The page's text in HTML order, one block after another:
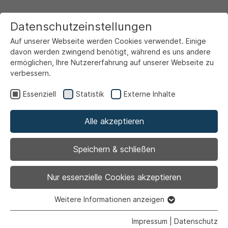
Ausstellung |Kultur
Avantgarde in den
Niederlanden
Datenschutzeinstellungen
Auf unserer Webseite werden Cookies verwendet. Einige
davon werden zwingend benötigt, während es uns andere
ermöglichen, Ihre Nutzererfahrung auf unserer Webseite zu
verbessern.
Essenziell Statistik Externe Inhalte
Alle akzeptieren
Speichern & schließen
Nur essenzielle Cookies akzeptieren
Essenzielle Cookies werden für grundlegende Funktionen
Weitere Informationen anzeigen
Impressum Datenschutz